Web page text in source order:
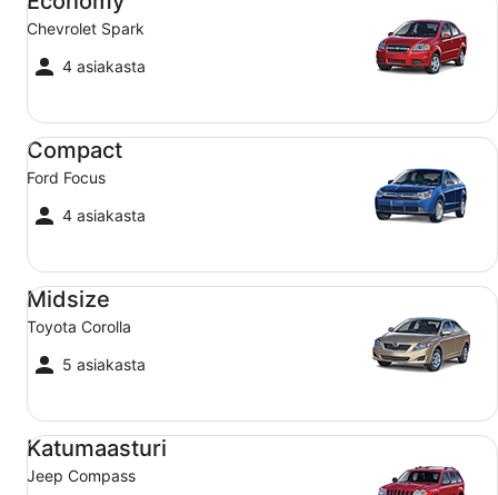
Chevrolet Spark
4 asiakasta
Compact
Ford Focus
4 asiakasta
Compact Ford Focus
Midsize
Toyota Corolla
5 asiakasta
Midsize Toyota Corolla
Katumaasturi
Jeep Compass
Katumaasturi Jeep Compass